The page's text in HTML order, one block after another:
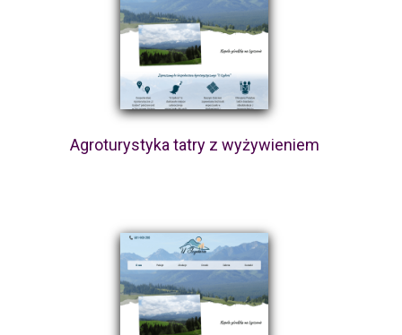
Agroturystyka tatry z wyżywieniem